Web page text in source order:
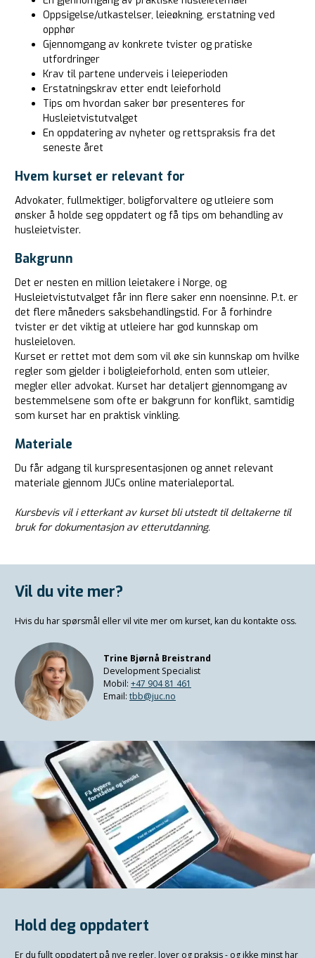
Oppsigelse/utkastelser, leieøkning, erstatning ved
opphør
Gjennomgang av konkrete tvister og pratiske
utfordringer
Krav til partene underveis i leieperioden
Erstatningskrav etter endt leieforhold
Tips om hvordan saker bør presenteres for
Husleietvistutvalget
En oppdatering av nyheter og rettspraksis fra det
seneste året
Hvem kurset er relevant for
Advokater, fullmektiger, boligforvaltere og utleiere som
ønsker å holde seg oppdatert og få tips om behandling av
husleietvister.
Bakgrunn
Det er nesten en million leietakere i Norge, og
Husleietvistutvalget får inn flere saker enn noensinne. P.t. er
det flere måneders saksbehandlingstid. For å forhindre
tvister er det viktig at utleiere har god kunnskap om
husleieloven.
Kurset er rettet mot dem som vil øke sin kunnskap om hvilke
regler som gjelder i boligleieforhold, enten som utleier,
megler eller advokat. Kurset har detaljert gjennomgang av
bestemmelsene som ofte er bakgrunn for konflikt, samtidig
som kurset har en praktisk vinkling.
Materiale
Du får adgang til kurspresentasjonen og annet relevant
materiale gjennom JUCs online materialeportal.
Kursbevis vil i etterkant av kurset bli utstedt til deltakerne til
bruk for dokumentasjon av etterutdanning.
Vil du vite mer?
Hvis du har spørsmål eller vil vite mer om kurset, kan du kontakte oss.
Trine Bjørnå Breistrand
Development Specialist
Mobil: +47 904 81 461
Email: tbb@juc.no
Hold deg oppdatert
Er du fullt oppdatert på nye regler, lover og praksis - og ikke minst har